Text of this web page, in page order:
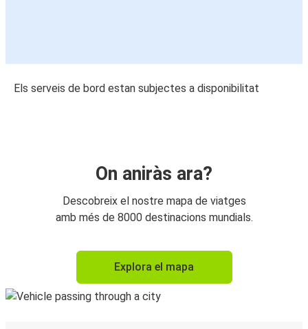
Els serveis de bord estan subjectes a disponibilitat
On aniràs ara?
Descobreix el nostre mapa de viatges
amb més de 8000 destinacions mundials.
Explora el mapa